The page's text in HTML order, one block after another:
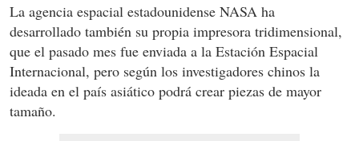
La agencia espacial estadounidense NASA ha
desarrollado también su propia impresora tridimensional,
que el pasado mes fue enviada a la Estación Espacial
Internacional, pero según los investigadores chinos la
ideada en el país asiático podrá crear piezas de mayor
tamaño.